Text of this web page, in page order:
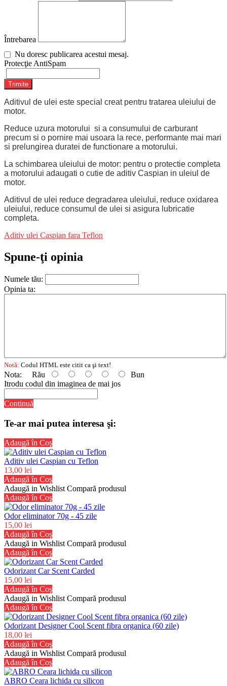
Întrebarea
Nu doresc publicarea acestui mesaj.
Protecţie AntiSpam
Trimite
Aditivul de ulei este special creat pentru tratarea uleiului de
motor.
Reduce uzura motorului si a consumului de carburant
precum si o pornire mai usoara la rece, performante mai mari
si prelungirea duratei de functionare a motorului.
La schimbarea uleiului de motor: pentru o protectie completa
a motorului adaugati o cutie de aditiv Caspian in uleiul de
motor.
Aditivul de ulei reduce degradarea uleiului, reduce oxidarea
uleiului, reduce consumul de ulei si asigura lubricatie
completa.
Aditiv ulei Caspian fara Teflon
Spune-ţi opinia
Numele tău:
Opinia ta:
Notă: Codul HTML este citit ca şi text!
Nota: Rău
Bun
Itrodu codul din imaginea de mai jos
Continuă
Te-ar mai putea interesa şi:
Adaugă în Coş
Aditiv ulei Caspian cu Teflon
13,00 lei
Adaugă în Coş
Adaugă in Wishlist Compară produsul
Adaugă în Coş
Odor eliminator 70g - 45 zile
15,00 lei
Adaugă în Coş
Adaugă in Wishlist Compară produsul
Adaugă în Coş
Odorizant Car Scent Carded
15,00 lei
Adaugă în Coş
Adaugă in Wishlist Compară produsul
Adaugă în Coş
Odorizant Designer Cool Scent fibra organica (60 zile)
18,00 lei
Adaugă în Coş
Adaugă in Wishlist Compară produsul
Adaugă în Coş
ABRO Ceara lichida cu silicon